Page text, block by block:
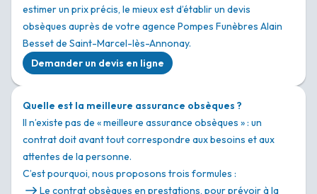
estimer un prix précis, le mieux est d’établir un devis
obsèques auprès de votre agence Pompes Funèbres Alain
Besset de Saint-Marcel-lès-Annonay.
Demander un devis en ligne
Quelle est la meilleure assurance obsèques ?
Il n’existe pas de « meilleure assurance obsèques » : un
contrat doit avant tout correspondre aux besoins et aux
attentes de la personne.
C’est pourquoi, nous proposons trois formules :
Le contrat obsèques en prestations, pour prévoir à la